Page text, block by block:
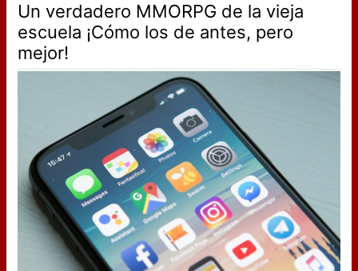
Un verdadero MMORPG de la vieja
escuela ¡Cómo los de antes, pero
mejor!